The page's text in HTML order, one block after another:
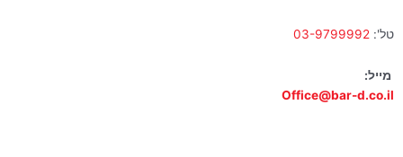
טל': 03-9799992
מייל:
Office@bar-d.co.il